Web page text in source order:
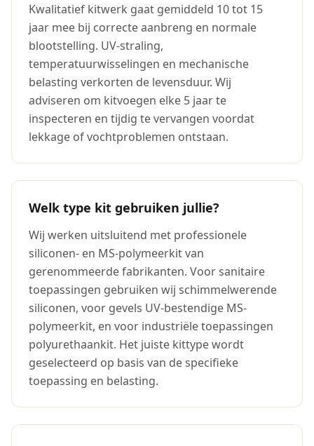
Kwalitatief kitwerk gaat gemiddeld 10 tot 15
jaar mee bij correcte aanbreng en normale
blootstelling. UV-straling,
temperatuurwisselingen en mechanische
belasting verkorten de levensduur. Wij
adviseren om kitvoegen elke 5 jaar te
inspecteren en tijdig te vervangen voordat
lekkage of vochtproblemen ontstaan.
Welk type kit gebruiken jullie?
Wij werken uitsluitend met professionele
siliconen- en MS-polymeerkit van
gerenommeerde fabrikanten. Voor sanitaire
toepassingen gebruiken wij schimmelwerende
siliconen, voor gevels UV-bestendige MS-
polymeerkit, en voor industriële toepassingen
polyurethaankit. Het juiste kittype wordt
geselecteerd op basis van de specifieke
toepassing en belasting.